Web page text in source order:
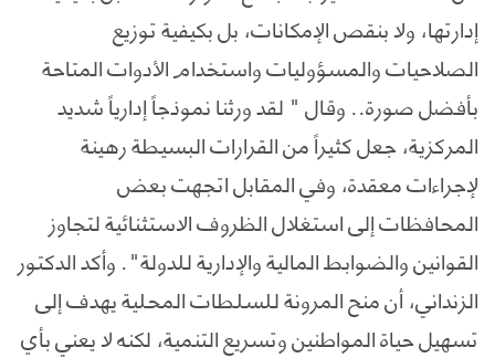
إدارتها، ولا بنقص الإمكانات، بل بكيفية توزيع
الصلاحيات والمسؤوليات واستخدام الأدوات المتاحة
بأفضل صورة.. وقال " لقد ورثنا نموذجاً إدارياً شديد
المركزية، جعل كثيراً من القرارات البسيطة رهينة
لإجراءات معقدة، وفي المقابل اتجهت بعض
المحافظات إلى استغلال الظروف الاستثنائية لتجاوز
القوانين والضوابط المالية والإدارية للدولة". وأكد الدكتور
الزنداني، أن منح المرونة للسلطات المحلية يهدف إلى
تسهيل حياة المواطنين وتسريع التنمية، لكنه لا يعني بأي